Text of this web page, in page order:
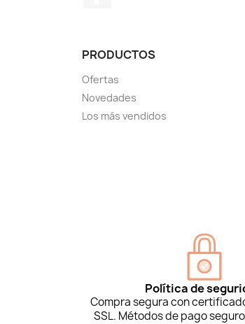
PRODUCTOS
Ofertas
Novedades
Los más vendidos
Política de
Compra segura con
SSL. Métodos de pago